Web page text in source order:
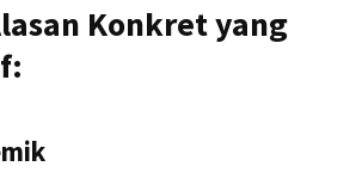
Konkret yang